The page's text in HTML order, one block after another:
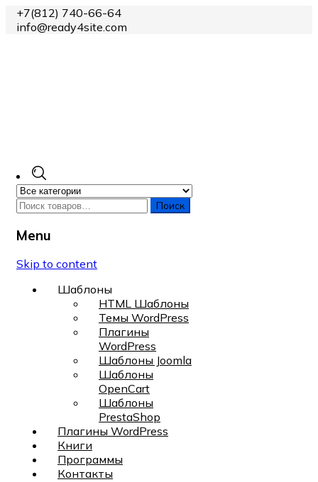
+7(812) 740-66-64
info@ready4site.com
Поиск
Menu
Skip to content
Шаблоны
HTML Шаблоны
Темы WordPress
Плагины
WordPress
Шаблоны Joomla
Шаблоны
OpenCart
Шаблоны
PrestaShop
Плагины WordPress
Книги
Программы
Контакты